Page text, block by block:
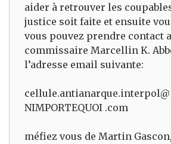
aider à retrouver les
justice soit faite et ensuite
vous pouvez prendre contact
commissaire Marcellin K.
l’adresse email suivante:
cellule.antianarque.interpol@
NIMPORTEQUOI .com
méfiez vous de Martin